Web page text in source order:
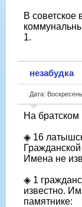
В
1.
незабудка
Дата:
На
◈ 16
Имена не
◈ 1
известно.
памятнике: